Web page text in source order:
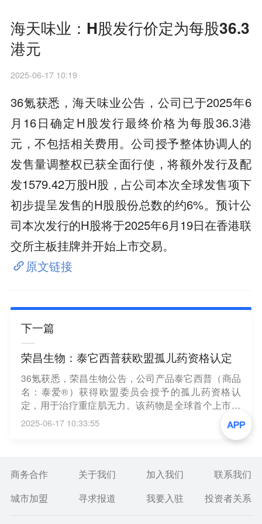
海天味业：H股发行价定为每股36.3
港元
2025-06-17 10:19
36氪获悉，海天味业公告，公司已于2025年6
月16日确定H股发行最终价格为每股36.3港
元，不包括相关费用。公司授予整体协调人的
发售量调整权已获全面行使，将额外发行及配
发1579.42万股H股，占公司本次全球发售项下
初步提呈发售的H股股份总数的约6%。预计公
司本次发行的H股将于2025年6月19日在香港联
交所主板挂牌并开始上市交易。
原文链接
下一篇
荣昌生物：泰它西普获欧盟孤儿药资格认定
36氪获悉，荣昌生物公告，公司产品泰它西普（商品
名：泰爱®）获得欧盟委员会授予的孤儿药资格认
定，用于治疗重症肌无力。该药物是全球首个上市的
治疗重症肌无力的BLyS/APRIL双靶点融合蛋白创新
药，通过阻断BLyS和APRIL信号通路，减少致病性自
身抗体的产生。欧盟授予的孤儿药资格认定将为泰它
建议、部分费用减免、上市申请费用优惠以及获批后
2025-06-17 10:33:55
商务合作 关于我们 加入我们
联系我们
城市加盟
寻求报道 我要入驻 投资者关系